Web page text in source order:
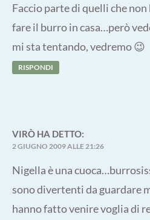
Faccio parte di quelli che
fare il burro in casa…però
mi sta tentando, vedremo 😉
RISPONDI
VIRÒ HA DETTO:
2 GIUGNO 2009 ALLE 21:26
Nigella è una
sono divertenti da guardare
hanno fatto venire voglia di